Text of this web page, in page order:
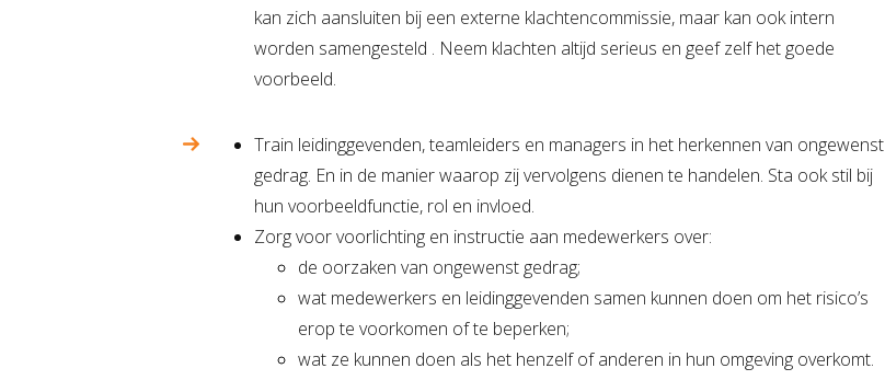
kan zich aansluiten bij een externe klachtencommissie, maar kan ook intern
worden samengesteld . Neem klachten altijd serieus en geef zelf het goede
voorbeeld.
Train leidinggevenden, teamleiders en managers in het herkennen van ongewenst
gedrag. En in de manier waarop zij vervolgens dienen te handelen. Sta ook stil bij
hun voorbeeldfunctie, rol en invloed.
Zorg voor voorlichting en instructie aan medewerkers over:
de oorzaken van ongewenst gedrag;
wat medewerkers en leidinggevenden samen kunnen doen om het risico’s
erop te voorkomen of te beperken;
wat ze kunnen doen als het henzelf of anderen in hun omgeving overkomt.